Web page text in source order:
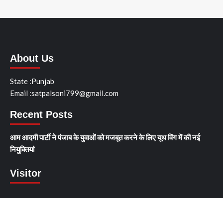
About Us
State :Punjab
Email :satpalsoni799@gmail.com
Recent Posts
आम आदमी पार्टी ने पंजाब के युवाओं को मजबूत करने के लिए यूथ विंग में की नई
नियुक्तियां
Visitor